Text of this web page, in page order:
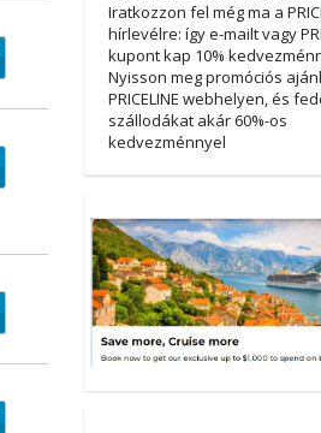
Iratkozzon fel még ma a
hírlevélre: így e-mailt vagy
kupont kap 10%
Nyisson meg promóciós
PRICELINE webhelyen, és
szállodákat akár 60%-os
kedvezménnyel